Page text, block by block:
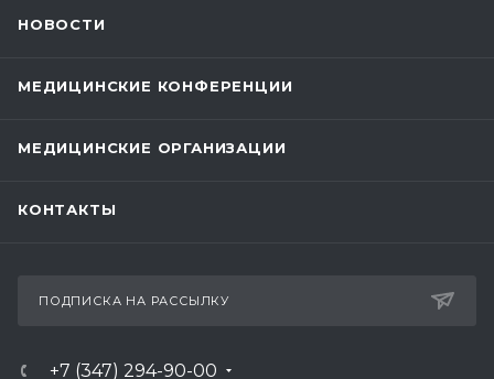
НОВОСТИ
МЕДИЦИНСКИЕ КОНФЕРЕНЦИИ
МЕДИЦИНСКИЕ ОРГАНИЗАЦИИ
КОНТАКТЫ
ПОДПИСКА НА РАССЫЛКУ
+7 (347) 294-90-00